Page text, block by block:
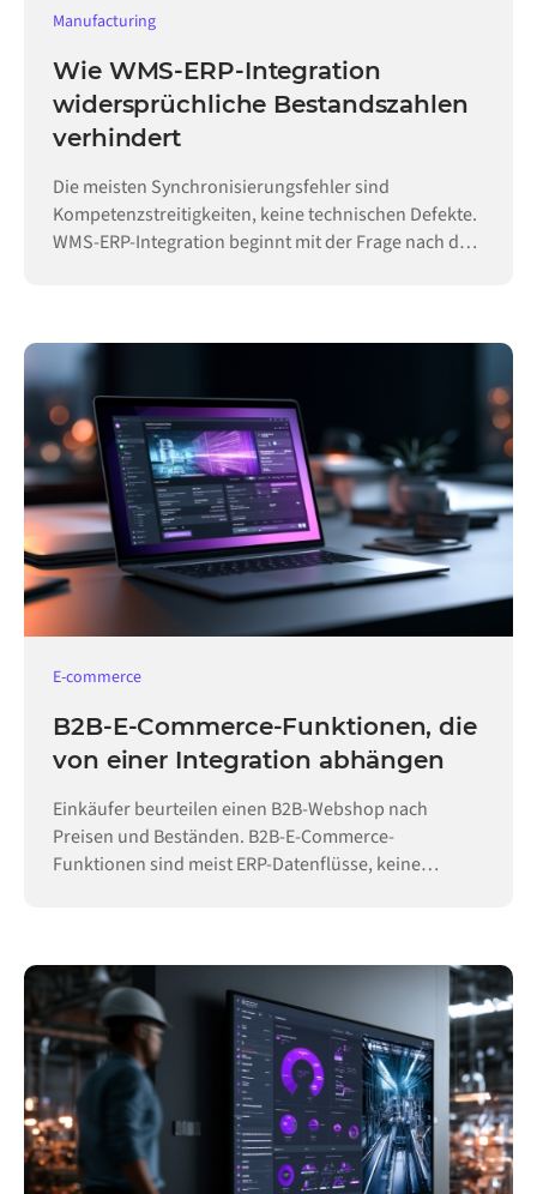
Manufacturing
Wie WMS-ERP-Integration
widersprüchliche Bestandszahlen
verhindert
Die meisten Synchronisierungsfehler sind
Kompetenzstreitigkeiten, keine technischen Defekte.
WMS-ERP-Integration beginnt mit der Frage nach der
E-commerce
B2B-E-Commerce-Funktionen, die
von einer Integration abhängen
Einkäufer beurteilen einen B2B-Webshop nach
Preisen und Beständen. B2B-E-Commerce-
Funktionen sind meist ERP-Datenflüsse, keine